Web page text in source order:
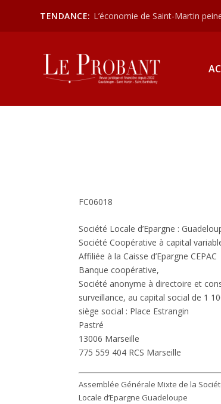
TENDANCE: L’économie de Saint-Martin
FC06018
Société Locale d’Epargne :
Société Coopérative à capital
Affiliée à la Caisse d’Epargne CEPAC
Banque coopérative,
Société anonyme à directoire et
surveillance, au capital social de 1
siège social : Place Estrangin
Pastré
13006 Marseille
775 559 404 RCS Marseille
Assemblée Générale Mixte de la
Locale d’Epargne Guadeloupe